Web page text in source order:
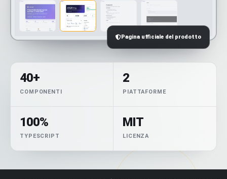
Pagina ufficiale del prodotto
40+
COMPONENTI
2
PIATTAFORME
100%
TYPESCRIPT
MIT
LICENZA